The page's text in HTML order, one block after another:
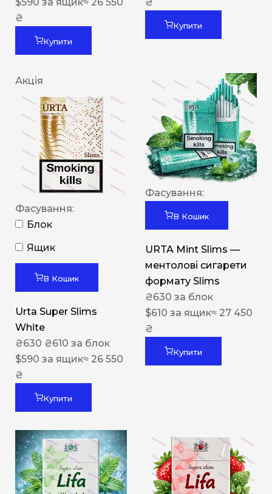
$590 за ящик≈ 26 550
₴
Купити
₴
Купити
Акція
Фасування:
Блок
Ящик
В Кошик
Urta Super Slims
White
₴630 ₴610 за блок
$590 за ящик≈ 26 550
₴
Купити
Фасування:
В Кошик
URTA Mint Slims —
ментолові сигарети
формату Slims
₴630 за блок
$610 за ящик≈ 27 450
₴
Купити